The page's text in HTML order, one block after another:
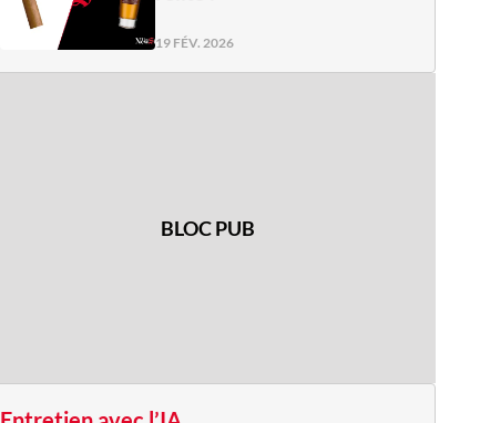
19 FÉV. 2026
BLOC PUB